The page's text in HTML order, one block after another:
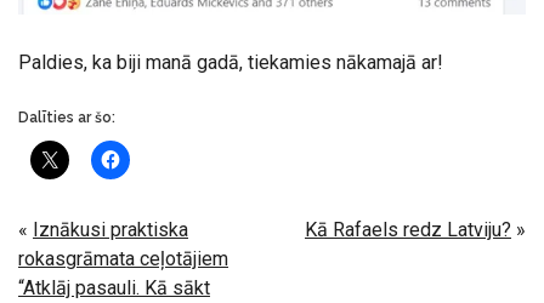
Paldies, ka biji manā gadā, tiekamies nākamajā ar!
Dalīties ar šo:
« Iznākusi praktiska
rokasgrāmata ceļotājiem
“Atklāj pasauli. Kā sākt
Kā Rafaels redz Latviju? »